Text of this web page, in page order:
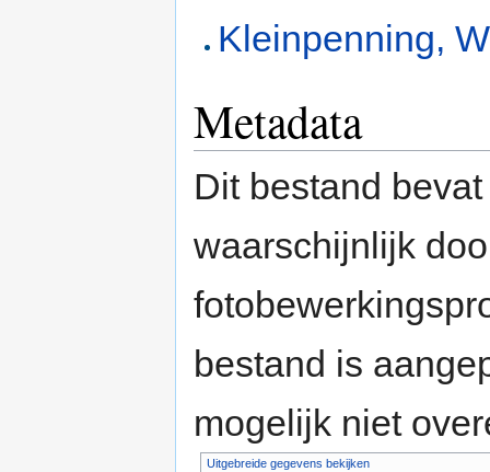
Kleinpenning,
Metadata
Dit bestand
waarschijnlijk
bestand is
mogelijk niet
Uitgebreide gegevens bekijken